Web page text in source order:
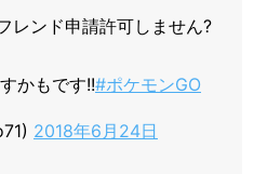
レンド申請許可しません?
かもです!!#ポケモンGO
2018年6月24日